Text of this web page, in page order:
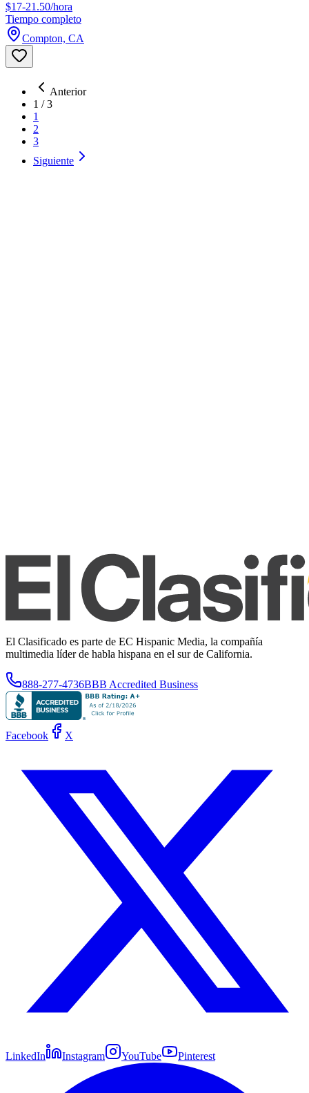
$17-21.50/hora
Tiempo completo
Compton, CA
Anterior
1 /3
1
2
3
Siguiente
El Clasificado es parte de EC Hispanic Media, la compañía
multimedia líder de habla hispana en el sur de California.
888-277-4736BBB Accredited Business
Facebook X
LinkedIn Instagram YouTube Pinterest